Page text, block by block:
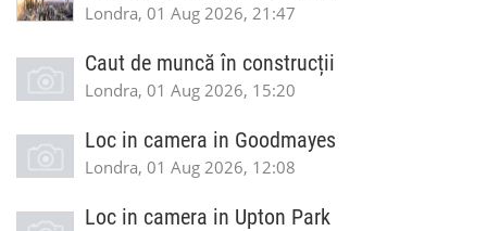
Londra, 01 Aug 2026, 21:47
Caut de muncă în construcții
Londra, 01 Aug 2026, 15:20
Loc in camera in Goodmayes
Londra, 01 Aug 2026, 12:08
Loc in camera in Upton Park